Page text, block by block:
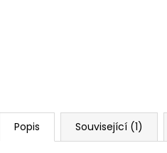
Popis Související (1)